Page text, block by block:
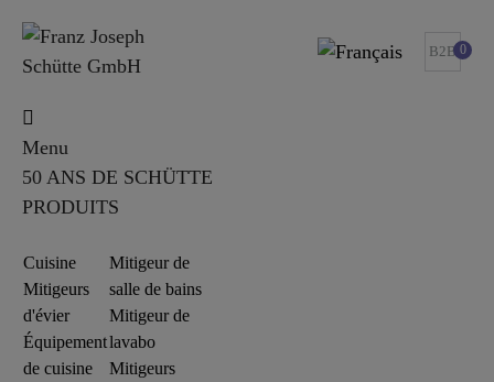
B2B 0
Menu
50 ANS DE SCHÜTTE
PRODUITS
Cuisine
Mitigeurs
d'évier
Équipement
de cuisine
Mitigeur de
salle de bains
Mitigeur de
lavabo
Mitigeurs